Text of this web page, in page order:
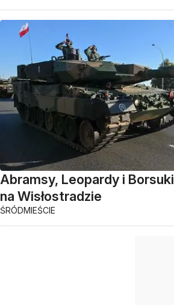
Abramsy, Leopardy i Borsuki
na Wisłostradzie
ŚRÓDMIEŚCIE